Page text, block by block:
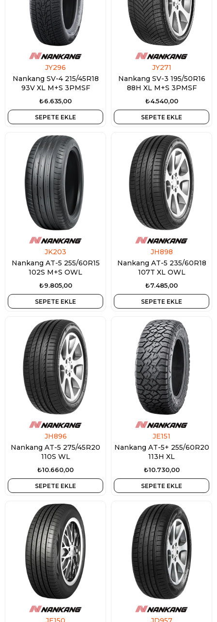
JY296
Nankang SV-4 215/45R18
93V XL M+S 3PMSF
₺6.635,00
SEPETE EKLE
JY271
Nankang SV-3 195/50R16
88H XL M+S 3PMSF
₺4.540,00
SEPETE EKLE
JK203
Nankang AT-5 255/60R15
102S M+S OWL
₺9.805,00
SEPETE EKLE
JH898
Nankang AT-5 235/60R18
107T XL OWL
₺7.485,00
SEPETE EKLE
JH896
Nankang AT-5 275/45R20
110S WL
₺10.660,00
SEPETE EKLE
JE151
Nankang AT-5+ 255/60R20
113H XL
₺10.730,00
SEPETE EKLE